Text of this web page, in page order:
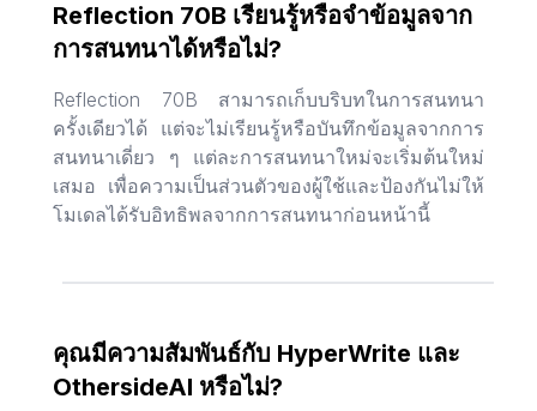
Reflection 70B เรียนรู้หรือจำข้อมูลจาก
การสนทนาได้หรือไม่?
Reflection 70B สามารถเก็บบริบทในการสนทนา
ครั้งเดียวได้ แต่จะไม่เรียนรู้หรือบันทึกข้อมูลจากการ
สนทนาเดี่ยว ๆ แต่ละการสนทนาใหม่จะเริ่มต้นใหม่
เสมอ เพื่อความเป็นส่วนตัวของผู้ใช้และป้องกันไม่ให้
โมเดลได้รับอิทธิพลจากการสนทนาก่อนหน้านี้
คุณมีความสัมพันธ์กับ HyperWrite และ
OthersideAI หรือไม่?